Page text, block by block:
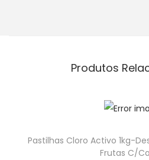
Produtos
Pastilhas Cloro Activo 1kg-
Frutas C/